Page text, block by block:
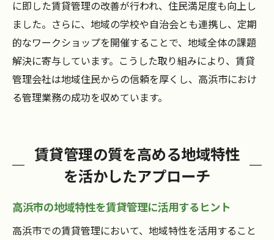
に即した賃貸管理の改善が行われ、住民満足度も向上し
ました。さらに、地域の学校や自治会とも連携し、定期
的なワークショップを開催することで、地域全体の課題
解決に寄与しています。こうした取り組みにより、賃貸
管理会社は地域住民からの信頼を厚くし、高浜市におけ
る管理業務の成功を収めています。
賃貸管理の質を高める地域特性
を活かしたアプローチ
高浜市の地域特性を賃貸管理に活用するヒント
高浜市での賃貸管理において、地域特性を活用すること